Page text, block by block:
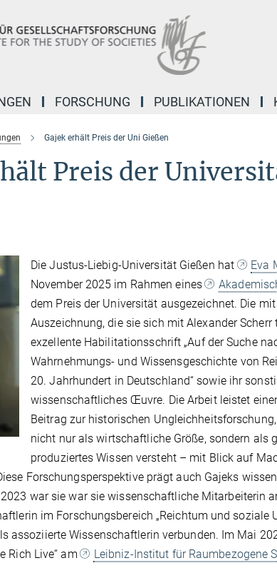
FORSCHUNG PUBLIKATIONEN
Gajek erhält Preis der Uni Gießen
Preis der
Die Justus-Liebig-Universität Gießen hat Eva
November 2025 im Rahmen eines
dem Preis der Universität ausgezeichnet. Die
Auszeichnung, die sie sich mit Alexander
exzellente Habilitationsschrift „Auf der Suche
Wahrnehmungs- und Wissensgeschichte von
20. Jahrhundert in Deutschland“ sowie ihr
wissenschaftliches Œuvre. Die Arbeit leistet
Beitrag zur historischen
nicht nur als wirtschaftliche Größe, sondern als
produziertes Wissen versteht – mit Blick auf
Forschungsperspektive prägt auch Gajeks
war sie war sie wissenschaftliche Mitarbeiterin
im Forschungsbereich „Reichtum und soziale
assoziierte Wissenschaftlerin verbunden. Im Mai
Rich Live“ am
Leibniz-Institut für Raumbezogene